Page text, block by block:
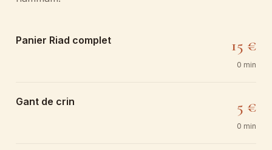
Panier Riad complet 15 €
0 min
Gant de crin 5 €
0 min